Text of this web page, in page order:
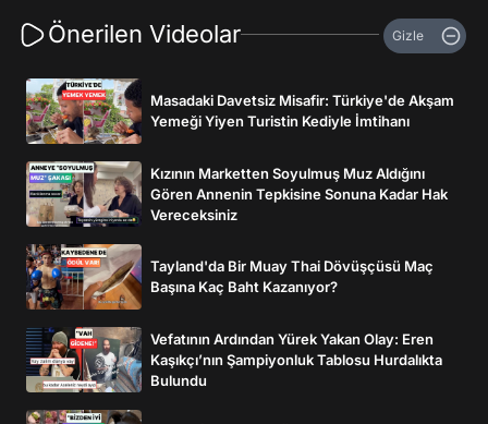
Önerilen Videolar Gizle
Masadaki Davetsiz Misafir: Türkiye'de Akşam
Yemeği Yiyen Turistin Kediyle İmtihanı
Kızının Marketten Soyulmuş Muz Aldığını
Gören Annenin Tepkisine Sonuna Kadar Hak
Vereceksiniz
Tayland'da Bir Muay Thai Dövüşçüsü Maç
Başına Kaç Baht Kazanıyor?
Vefatının Ardından Yürek Yakan Olay: Eren
Kaşıkçı’nın Şampiyonluk Tablosu Hurdalıkta
Bulundu